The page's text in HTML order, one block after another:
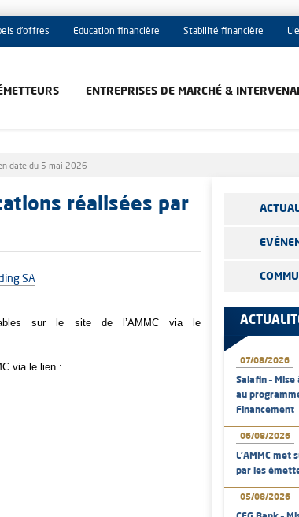
d'offres Education financière Stabilité financière
ENTREPRISES DE MARCHÉ &
date du 5 mai 2026
réalisées par
SA
sur le site de l’AMMC via le
via le lien : 07/08/2026
Salafin –
au
Financement
06/08/2026
L’AMMC met
par les
05/08/2026